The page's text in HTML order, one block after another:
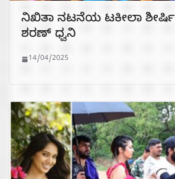
ನಿಖಿತಾ ನಟನೆಯ ಟಕೀಲಾ
ಶರಣ್ ಧ್ವನಿ
14/04/2025